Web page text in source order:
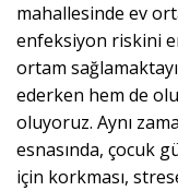
mahallesinde ev
enfeksiyon riskini
ortam
ederken hem de
oluyoruz. Aynı
esnasında, çocuk
için korkması,